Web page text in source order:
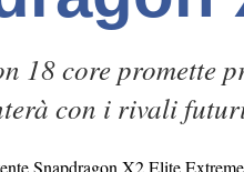
18 core promette
con i rivali